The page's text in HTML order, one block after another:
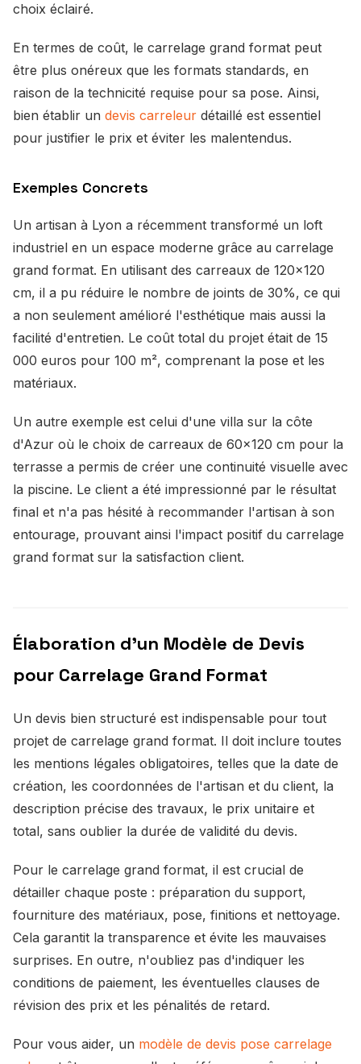
choix éclairé.
En termes de coût, le carrelage grand format peut
être plus onéreux que les formats standards, en
raison de la technicité requise pour sa pose. Ainsi,
bien établir un devis carreleur détaillé est essentiel
pour justifier le prix et éviter les malentendus.
Exemples Concrets
Un artisan à Lyon a récemment transformé un loft
industriel en un espace moderne grâce au carrelage
grand format. En utilisant des carreaux de 120x120
cm, il a pu réduire le nombre de joints de 30%, ce qui
a non seulement amélioré l'esthétique mais aussi la
facilité d'entretien. Le coût total du projet était de 15
000 euros pour 100 m², comprenant la pose et les
matériaux.
Un autre exemple est celui d'une villa sur la côte
d'Azur où le choix de carreaux de 60x120 cm pour la
terrasse a permis de créer une continuité visuelle avec
la piscine. Le client a été impressionné par le résultat
final et n'a pas hésité à recommander l'artisan à son
entourage, prouvant ainsi l'impact positif du carrelage
grand format sur la satisfaction client.
Élaboration d'un Modèle de Devis
pour Carrelage Grand Format
Un devis bien structuré est indispensable pour tout
projet de carrelage grand format. Il doit inclure toutes
les mentions légales obligatoires, telles que la date de
création, les coordonnées de l'artisan et du client, la
description précise des travaux, le prix unitaire et
total, sans oublier la durée de validité du devis.
Pour le carrelage grand format, il est crucial de
détailler chaque poste : préparation du support,
fourniture des matériaux, pose, finitions et nettoyage.
Cela garantit la transparence et évite les mauvaises
surprises. En outre, n'oubliez pas d'indiquer les
conditions de paiement, les éventuelles clauses de
révision des prix et les pénalités de retard.
Pour vous aider, un modèle de devis pose carrelage